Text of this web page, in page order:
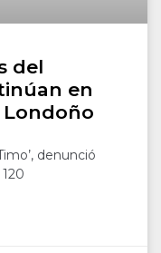
del
en
Londoño
denunció